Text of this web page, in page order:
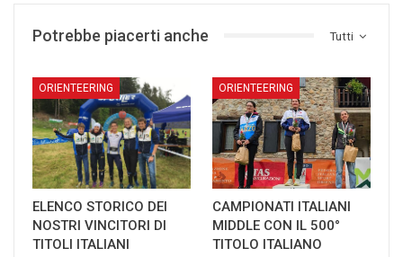
Tutti
Potrebbe piacerti anche
ORIENTEERING
ELENCO STORICO DEI
NOSTRI VINCITORI DI
TITOLI ITALIANI
ORIENTEERING
CAMPIONATI ITALIANI
MIDDLE CON IL 500°
TITOLO ITALIANO